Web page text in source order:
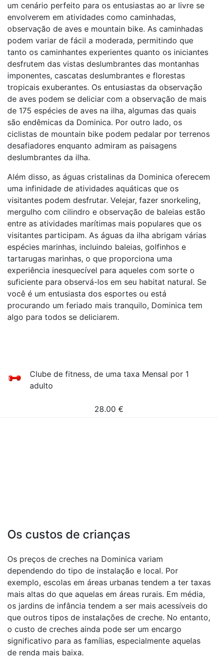
um cenário perfeito para os entusiastas ao ar livre se
envolverem em atividades como caminhadas,
observação de aves e mountain bike. As caminhadas
podem variar de fácil a moderada, permitindo que
tanto os caminhantes experientes quanto os iniciantes
desfrutem das vistas deslumbrantes das montanhas
imponentes, cascatas deslumbrantes e florestas
tropicais exuberantes. Os entusiastas da observação
de aves podem se deliciar com a observação de mais
de 175 espécies de aves na ilha, algumas das quais
são endêmicas da Dominica. Por outro lado, os
ciclistas de mountain bike podem pedalar por terrenos
desafiadores enquanto admiram as paisagens
deslumbrantes da ilha.
Além disso, as águas cristalinas da Dominica oferecem
uma infinidade de atividades aquáticas que os
visitantes podem desfrutar. Velejar, fazer snorkeling,
mergulho com cilindro e observação de baleias estão
entre as atividades marítimas mais populares que os
visitantes participam. As águas da ilha abrigam várias
espécies marinhas, incluindo baleias, golfinhos e
tartarugas marinhas, o que proporciona uma
experiência inesquecível para aqueles com sorte o
suficiente para observá-los em seu habitat natural. Se
você é um entusiasta dos esportes ou está
procurando um feriado mais tranquilo, Dominica tem
algo para todos se deliciarem.
Clube de fitness, de uma taxa Mensal por 1
adulto
28.00 €
Os custos de crianças
Os preços de creches na Dominica variam
dependendo do tipo de instalação e local. Por
exemplo, escolas em áreas urbanas tendem a ter taxas
mais altas do que aquelas em áreas rurais. Em média,
os jardins de infância tendem a ser mais acessíveis do
que outros tipos de instalações de creche. No entanto,
o custo de creches ainda pode ser um encargo
significativo para as famílias, especialmente aquelas
de renda mais baixa.